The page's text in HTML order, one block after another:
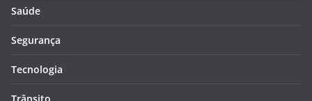
Saúde
Segurança
Tecnologia